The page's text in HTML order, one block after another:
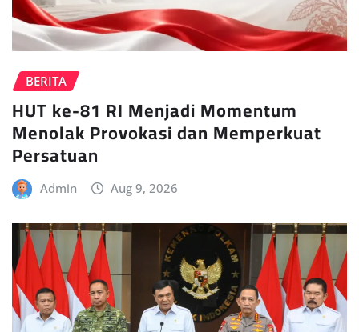
BERITA
HUT ke-81 RI Menjadi Momentum
Menolak Provokasi dan Memperkuat
Persatuan
Admin Aug 9, 2026